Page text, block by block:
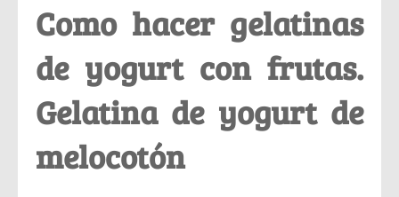
Como hacer gelatinas
de yogurt con frutas.
Gelatina de yogurt de
melocotón